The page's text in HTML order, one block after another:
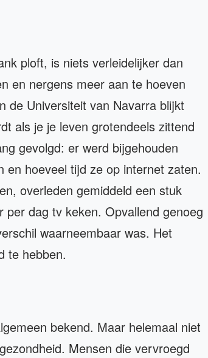
ploft, is niets verleidelijker dan
en nergens meer aan te hoeven
de Universiteit van Navarra blijkt
als je je leven grotendeels zittend
gevolgd: er werd bijgehouden
en hoeveel tijd ze op internet zaten.
overleden gemiddeld een stuk
dag tv keken. Opvallend genoeg
waarneembaar was. Het
te hebben.
bekend. Maar helemaal niet
Mensen die vervroegd